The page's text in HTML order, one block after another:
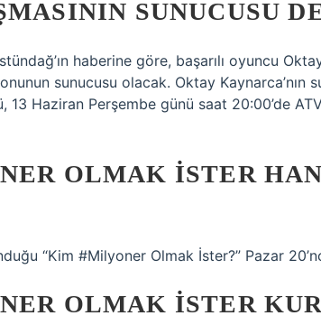
SUNUCUSU
haberine göre, başarılı oyuncu
sunucusu olacak. Oktay Kaynarca’nın
13 Haziran Perşembe günü saat 20:00’de
OLMAK İSTER
“Kim #Milyoner Olmak İster?” Pazar
OLMAK İSTER